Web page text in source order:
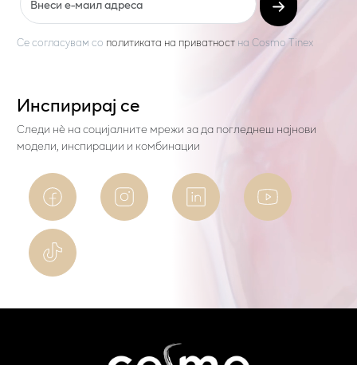
Се согласувам со политиката на приватност на Cosmo Tinex
Инспирирај се
Следи нѐ на социјалните мрежи за да погледнеш најнови
модели, инспирации и комбинации